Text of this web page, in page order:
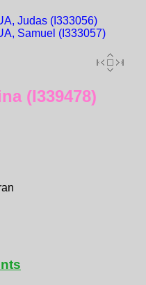
Judas (I333056)
Samuel (I333057)
(I339478)